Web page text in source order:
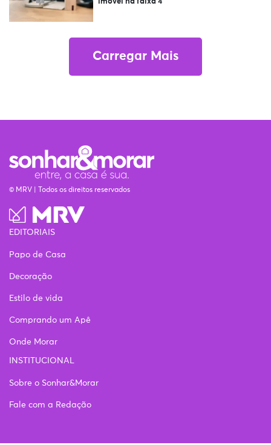
Carregar Mais
© MRV | Todos os direitos reservados
EDITORIAIS
Papo de Casa
Decoração
Estilo de vida
Comprando um Apê
Onde Morar
INSTITUCIONAL
Sobre o Sonhar&Morar
Fale com a Redação